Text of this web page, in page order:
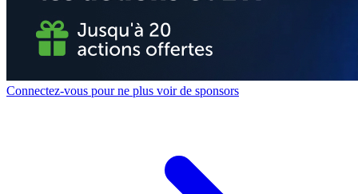
Connectez-vous pour ne plus voir de sponsors